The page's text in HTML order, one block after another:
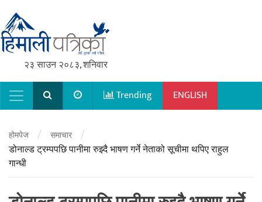
२३ साउन २०८३, शनिवार
Main NavigationTrending ENGLISH
होमपेज / समाचार /
डोनाल्ड ट्रम्पपछि पानीमा रुझ्दै भाषण गर्ने नेताको सूचीमा थपिए राहुल
गान्धी